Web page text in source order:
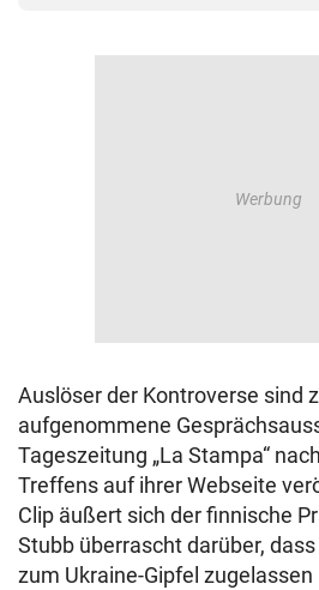
Auslöser der Kontroverse sind
aufgenommene
Tageszeitung „La Stampa“
Treffens auf ihrer Webseite
Clip äußert sich der finnische
Stubb überrascht darüber,
zum Ukraine-Gipfel